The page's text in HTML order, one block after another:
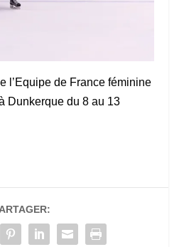
l’Equipe de France féminine
Dunkerque du 8 au 13